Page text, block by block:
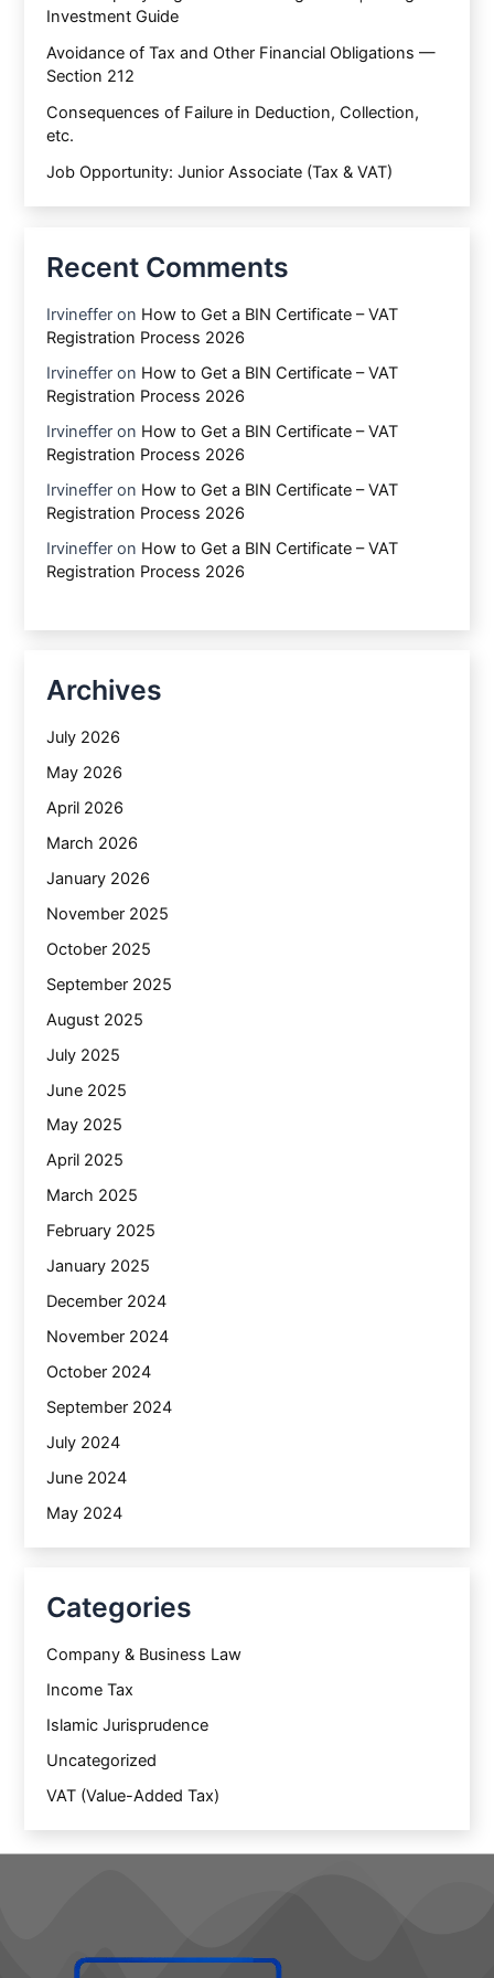
Investment Guide
Avoidance of Tax and Other Financial Obligations —
Section 212
Consequences of Failure in Deduction, Collection,
etc.
Job Opportunity: Junior Associate (Tax & VAT)
Recent Comments
Irvineffer on How to Get a BIN Certificate – VAT
Registration Process 2026
Irvineffer on How to Get a BIN Certificate – VAT
Registration Process 2026
Irvineffer on How to Get a BIN Certificate – VAT
Registration Process 2026
Irvineffer on How to Get a BIN Certificate – VAT
Registration Process 2026
Irvineffer on How to Get a BIN Certificate – VAT
Registration Process 2026
Archives
July 2026
May 2026
April 2026
March 2026
January 2026
November 2025
October 2025
September 2025
August 2025
July 2025
June 2025
May 2025
April 2025
March 2025
February 2025
January 2025
December 2024
November 2024
October 2024
September 2024
July 2024
June 2024
May 2024
Categories
Company & Business Law
Income Tax
Islamic Jurisprudence
Uncategorized
VAT (Value-Added Tax)